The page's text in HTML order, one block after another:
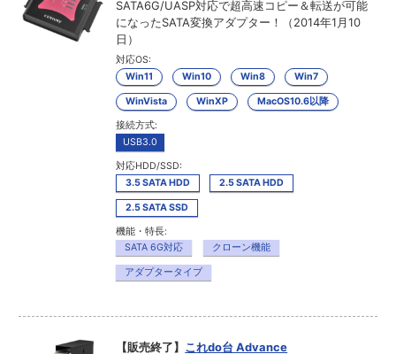
SATA6G/UASP対応で超高速コピー＆転送が可能
になったSATA変換アダプター！（2014年1月10
日）
対応OS:
Win11
Win10 Win8 Win7
WinVista WinXP MacOS10.6以降
接続方式:
USB3.0
対応HDD/SSD:
3.5 SATA HDD
2.5 SATA HDD
2.5 SATA SSD
機能・特長:
SATA 6G対応
クローン機能
アダプタータイプ
【販売終了】 これdo台 Advance